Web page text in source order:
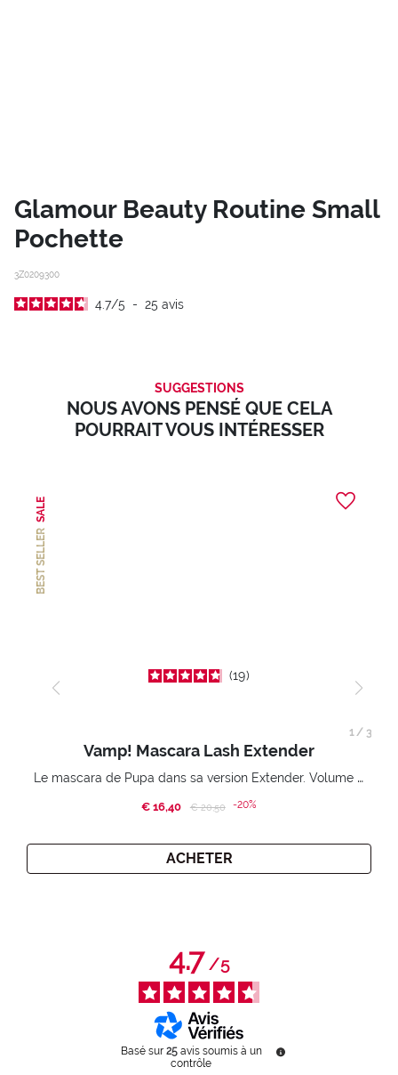
Glamour Beauty Routine Small
Pochette
3Z0209300
4.7/5 - 25 avis
SUGGESTIONS
NOUS AVONS PENSÉ QUE CELA
POURRAIT VOUS INTÉRESSER
BEST SELLER
SALE
19
Vamp! Mascara Lash Extender
Le mascara de Pupa dans sa version Extender. Volume extension 3D. Des cils amplifiés et liftés à l’infini.
€ 16,40 Price reduced from
€ 20,50to-20%
ACHETER
1 / 3
4.7/5
Basé sur 25 avis soumis à un
contrôle